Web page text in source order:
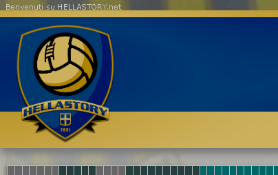
Benvenuti su HELLASTORY.net